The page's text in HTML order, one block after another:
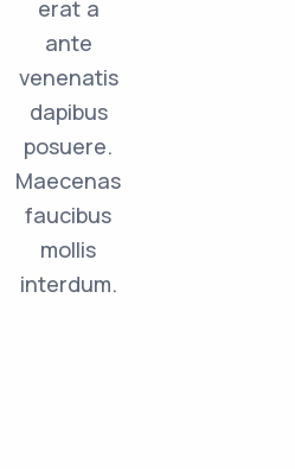
erat a
ante
venenatis
dapibus
posuere.
Maecenas
faucibus
mollis
interdum.